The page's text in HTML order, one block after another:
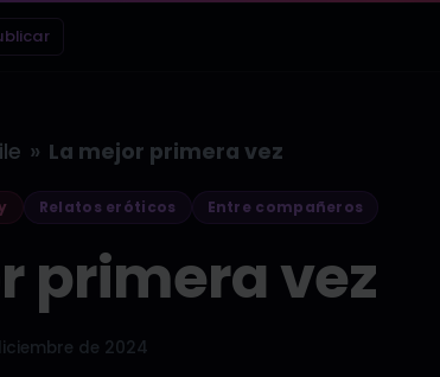
» La mejor primera vez
Relatos eróticos Entre compañeros
primera vez
de 2024